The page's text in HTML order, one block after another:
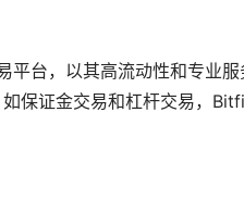
平台，以其高流动性和专业
保证金交易和杠杆交易，